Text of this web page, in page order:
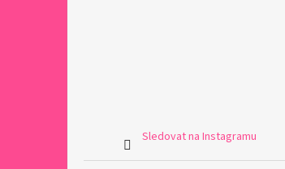
Sledovat na Instagramu